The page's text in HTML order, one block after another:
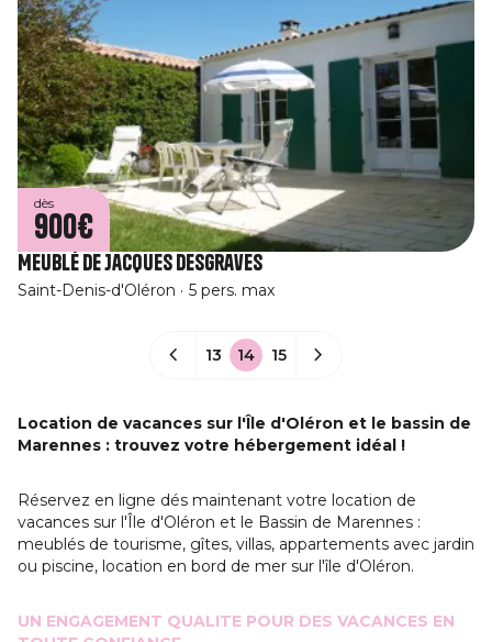
dès
900€
Meublé de Jacques Desgraves
Saint-Denis-d'Oléron 5 pers. max
13 14 15
Location de vacances sur l'Île d'Oléron et le bassin de
Marennes : trouvez votre hébergement idéal !
Réservez en ligne dés maintenant votre location de
vacances sur l'Île d'Oléron et le Bassin de Marennes :
meublés de tourisme, gîtes, villas, appartements avec jardin
ou piscine, location en bord de mer sur l'île d'Oléron.
UN ENGAGEMENT QUALITE POUR DES VACANCES EN